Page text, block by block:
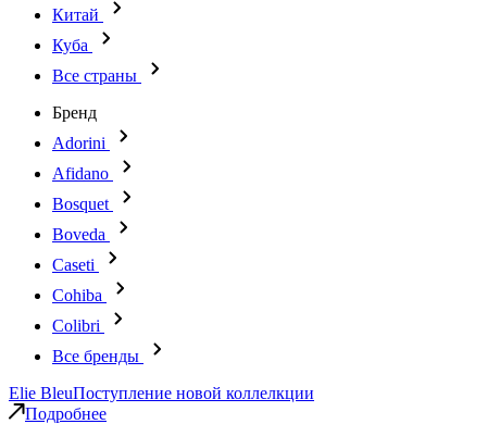
Китай
Куба
Все страны
Бренд
Adorini
Afidano
Bosquet
Boveda
Caseti
Cohiba
Colibri
Все бренды
Elie BleuПоступление новой коллелкции
Подробнее